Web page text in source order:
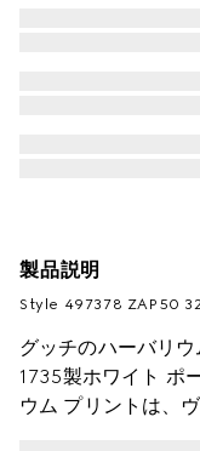
製品説明
Style ‎497378 ZAP50
グッチのハーバリ
1735製ホワイト ポ
ウム プリントは、